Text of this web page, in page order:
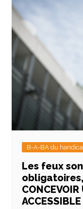
B-A-BA du
Les feux
CONCEVOIR